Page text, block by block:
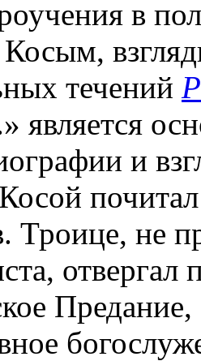
в
течений
является
и
почитал
Троице, не
отвергал